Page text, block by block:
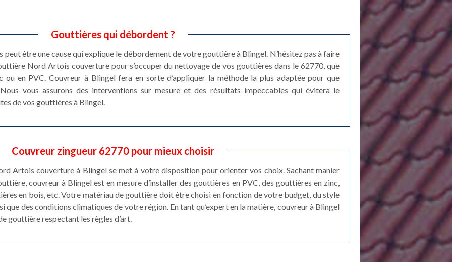
Gouttières qui débordent ?
peut être une cause qui explique le débordement de votre gouttière à Blingel. N’hésitez pas à faire
Nord Artois couverture pour s’occuper du nettoyage de vos gouttières dans le 62770, que
ou en PVC. Couvreur à Blingel fera en sorte d’appliquer la méthode la plus adaptée pour que
vous assurons des interventions sur mesure et des résultats impeccables qui évitera le
de vos gouttières à Blingel.
Couvreur zingueur 62770 pour mieux choisir
Artois couverture à Blingel se met à votre disposition pour orienter vos choix. Sachant manier
couvreur à Blingel est en mesure d’installer des gouttières en PVC, des gouttières en zinc,
en bois, etc. Votre matériau de gouttière doit être choisi en fonction de votre budget, du style
que des conditions climatiques de votre région. En tant qu’expert en la matière, couvreur à Blingel
gouttière respectant les règles d’art.